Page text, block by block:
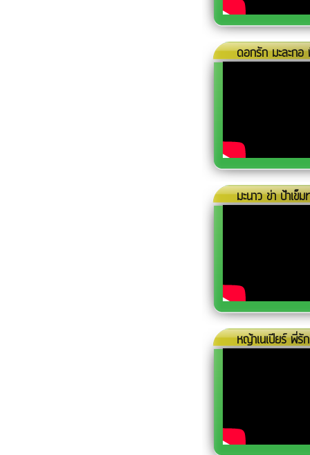
ดอกรัก มะละก
มะนาว ข่า ป้าเข็
หญ้าเนเปียร์ พี่รั